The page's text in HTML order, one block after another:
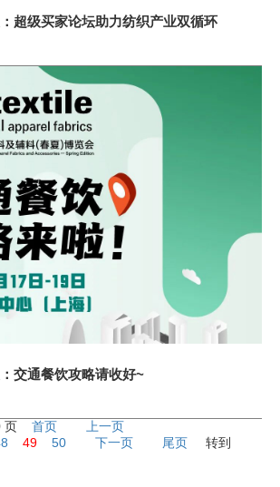
超级买家论坛助力纺织产业双循环
交通餐饮攻略请收好~
页 首页
上一页
49 50 下一页 尾页 转到